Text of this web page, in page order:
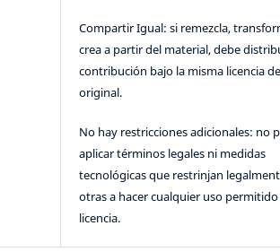
Compartir Igual: si remezcla,
crea a partir del material, debe
contribución bajo la misma licencia
original.
No hay restricciones adicionales: no
aplicar términos legales ni medidas
tecnológicas que restrinjan
otras a hacer cualquier uso
licencia.